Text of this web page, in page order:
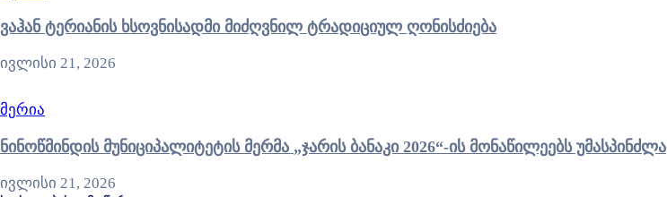
ვაჰან ტერიანის ხსოვნისადმი მიძღვნილ ტრადიციულ ღონისძიება
ივლისი 21, 2026
მერია
ნინოწმინდის მუნიციპალიტეტის მერმა „ჯარის ბანაკი 2026“-ის მონაწილეებს უმასპინძლა
ივლისი 21, 2026